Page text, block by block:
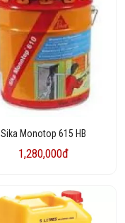
Sika Monotop 615 HB
1,280,000đ